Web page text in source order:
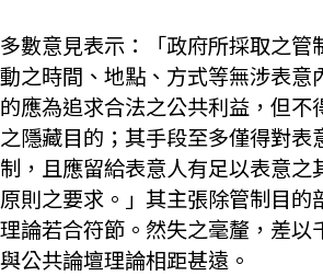
多數意見表示：「政府所採取之
動之時間、地點、方式等無涉表意
的應為追求合法之公共利益，但
之隱藏目的；其手段至多僅得對
制，且應留給表意人有足以表意
原則之要求。」其主張除管制目
理論若合符節。然失之毫釐，差以
與公共論壇理論相距甚遠。